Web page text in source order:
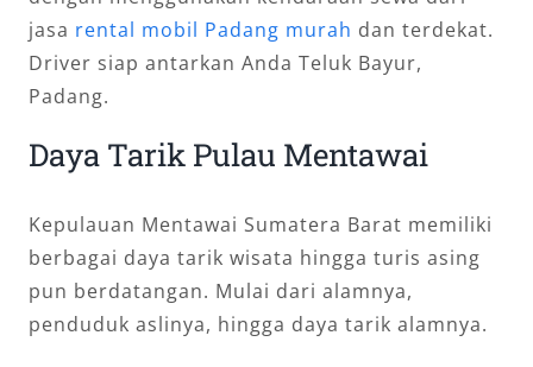
jasa rental mobil Padang murah dan terdekat.
Driver siap antarkan Anda Teluk Bayur,
Padang.
Daya Tarik Pulau Mentawai
Kepulauan Mentawai Sumatera Barat memiliki
berbagai daya tarik wisata hingga turis asing
pun berdatangan. Mulai dari alamnya,
penduduk aslinya, hingga daya tarik alamnya.